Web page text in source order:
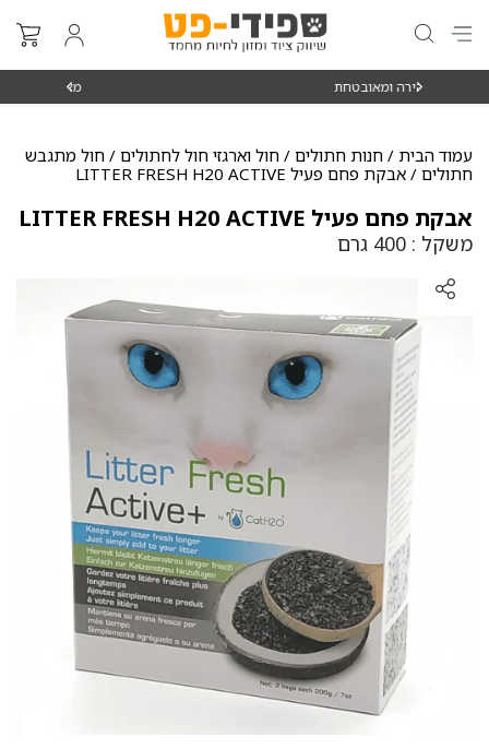
עמוד הבית / חנות חתולים / חול וארגזי חול לחתולים / חול מתגבש
חתולים / אבקת פחם פעיל LITTER FRESH H20 ACTIVE
אבקת פחם פעיל LITTER FRESH H20 ACTIVE
משקל : 400 גרם